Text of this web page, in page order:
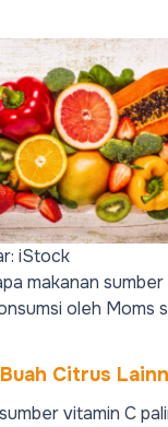
iStock
makanan sumber
oleh Moms
Citrus
vitamin C